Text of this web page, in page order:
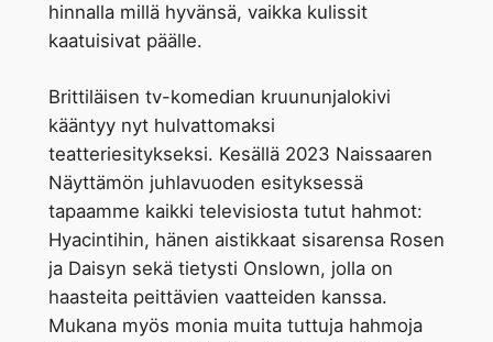
hinnalla millä hyvänsä, vaikka kulissit
kaatuisivat päälle.
Brittiläisen tv-komedian kruununjalokivi
kääntyy nyt hulvattomaksi
teatteriesitykseksi. Kesällä 2023 Naissaaren
Näyttämön juhlavuoden esityksessä
tapaamme kaikki televisiosta tutut hahmot:
Hyacintihin, hänen aistikkaat sisarensa Rosen
ja Daisyn sekä tietysti Onslown, jolla on
haasteita peittävien vaatteiden kanssa.
Mukana myös monia muita tuttuja hahmoja